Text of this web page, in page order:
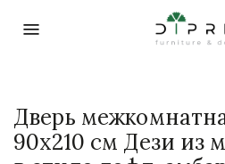
Дверь
90х210 см Дези из